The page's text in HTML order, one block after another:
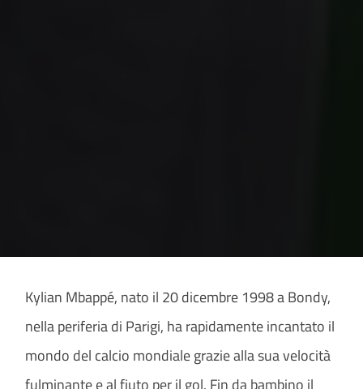
Kylian Mbappé, nato il 20 dicembre 1998 a Bondy,
nella periferia di Parigi, ha rapidamente incantato il
mondo del calcio mondiale grazie alla sua velocità
fulminante e al fiuto per il gol. Fin da bambino il